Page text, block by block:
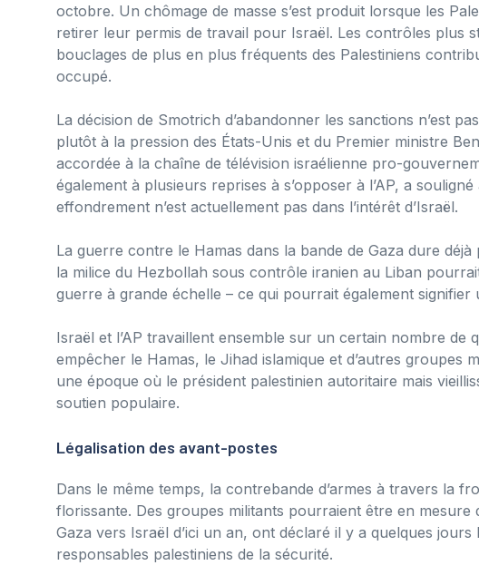
octobre. Un chômage de masse s’est produit lorsque les
retirer leur permis de travail pour Israël. Les contrôles plus
bouclages de plus en plus fréquents des Palestiniens
occupé.
La décision de Smotrich d’abandonner les sanctions n’est
plutôt à la pression des États-Unis et du Premier ministre
accordée à la chaîne de télévision israélienne pro-
également à plusieurs reprises à s’opposer à l’AP, a
effondrement n’est actuellement pas dans l’intérêt d’Israël.
La guerre contre le Hamas dans la bande de Gaza dure
la milice du Hezbollah sous contrôle iranien au Liban
guerre à grande échelle – ce qui pourrait également
Israël et l’AP travaillent ensemble sur un certain nombre de
empêcher le Hamas, le Jihad islamique et d’autres groupes
une époque où le président palestinien autoritaire mais
soutien populaire.
Légalisation des avant-postes
Dans le même temps, la contrebande d’armes à travers la
florissante. Des groupes militants pourraient être en mesure
Gaza vers Israël d’ici un an, ont déclaré il y a quelques jours
responsables palestiniens de la sécurité.